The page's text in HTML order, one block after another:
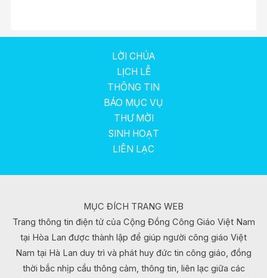
LỜI CHÚA
LỊCH LỄ
THÔNG TIN
BÁO MỤC VỤ
THƯ MỜI
SINH HOẠT
LIÊN LẠC
MỤC ĐÍCH TRANG WEB
Trang thông tin điện tử của Cộng Đồng Công Giáo Việt Nam
tại Hòa Lan được thành lập để giúp người công giáo Việt
Nam tại Hà Lan duy trì và phát huy đức tin công giáo, đồng
thời bắc nhịp cầu thông cảm, thông tin, liên lạc giữa các